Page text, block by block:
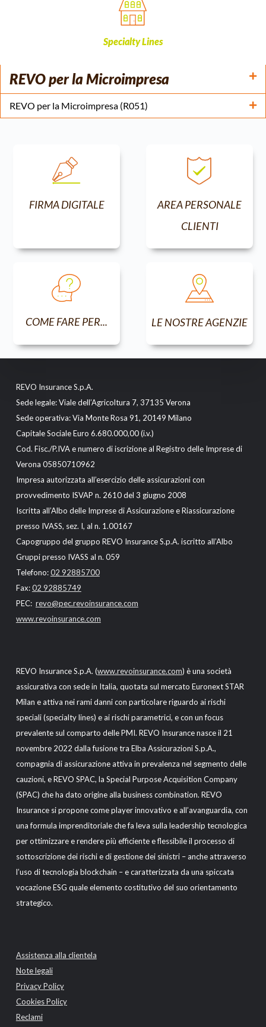
Specialty Lines
REVO per la Microimpresa
REVO per la Microimpresa (R051)
FIRMA DIGITALE
AREA PERSONALE
CLIENTI
COME FARE PER... LE NOSTRE AGENZIE
REVO Insurance S.p.A.
Sede legale: Viale dell’Agricoltura 7, 37135 Verona
Sede operativa: Via Monte Rosa 91, 20149 Milano
Capitale Sociale Euro 6.680.000,00 (i.v.)
Cod. Fisc./P.IVA e numero di iscrizione al Registro delle Imprese di
Verona 05850710962
Impresa autorizzata all’esercizio delle assicurazioni con
provvedimento ISVAP n. 2610 del 3 giugno 2008
Iscritta all’Albo delle Imprese di Assicurazione e Riassicurazione
presso IVASS, sez. I, al n. 1.00167
Capogruppo del gruppo REVO Insurance S.p.A. iscritto all’Albo
Gruppi presso IVASS al n. 059
Telefono:02 92885700
Fax:02 92885749
PEC: revo@pec.revoinsurance.com
www.revoinsurance.com
REVO Insurance S.p.A. (www.revoinsurance.com) è una società
assicurativa con sede in Italia, quotata sul mercato Euronext STAR
Milan e attiva nei rami danni con particolare riguardo ai rischi
speciali (specialty lines) e ai rischi parametrici, e con un focus
prevalente sul comparto delle PMI. REVO Insurance nasce il 21
novembre 2022 dalla fusione tra Elba Assicurazioni S.p.A.,
compagnia di assicurazione attiva in prevalenza nel segmento delle
cauzioni, e REVO SPAC, la Special Purpose Acquisition Company
(SPAC) che ha dato origine alla business combination. REVO
Insurance si propone come player innovativo e all’avanguardia, con
una formula imprenditoriale che fa leva sulla leadership tecnologica
per ottimizzare e rendere più efficiente e flessibile il processo di
sottoscrizione dei rischi e di gestione dei sinistri – anche attraverso
l’uso di tecnologia blockchain – e caratterizzata da una spiccata
vocazione ESG quale elemento costitutivo del suo orientamento
strategico.
Assistenza alla clientela
Note legali
Privacy Policy
Cookies Policy
Reclami